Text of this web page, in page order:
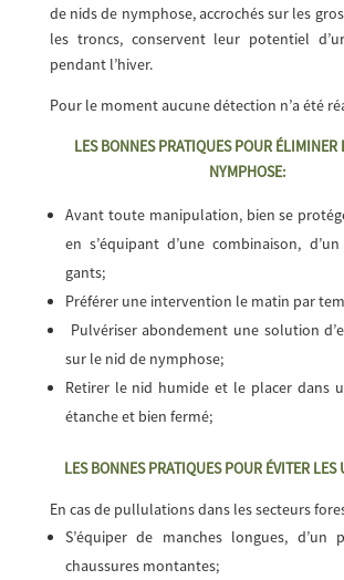
de nids de nymphose, accrochés sur les
les troncs, conservent leur potentiel
pendant l’hiver.
Pour le moment aucune détection n’a été
LES BONNES PRATIQUES POUR ÉLIMINER
NYMPHOSE:
Avant toute manipulation, bien se
en s’équipant d’une combinaison,
gants;
Préférer une intervention le matin par
Pulvériser abondement une solution
sur le nid de nymphose;
Retirer le nid humide et le placer dans
étanche et bien fermé;
LES BONNES PRATIQUES POUR ÉVITER LES
En cas de pullulations dans les secteurs
S’équiper de manches longues,
chaussures montantes;